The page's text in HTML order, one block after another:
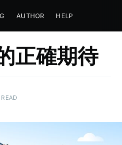
AUTHOR HELP
正確期待